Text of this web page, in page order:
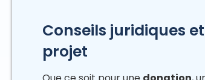
Conseils juridiques
projet